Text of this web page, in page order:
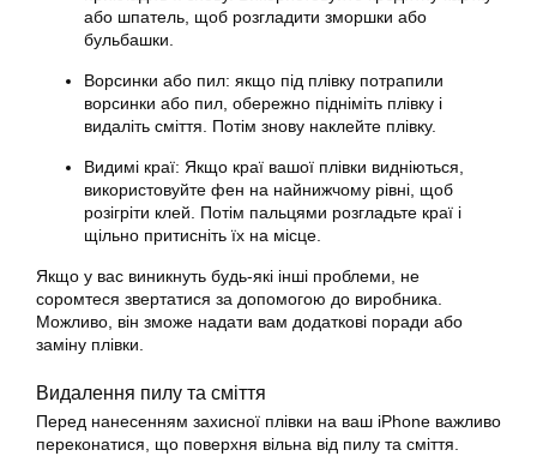
або шпатель, щоб розгладити зморшки або
бульбашки.
Ворсинки або пил: якщо під плівку потрапили
ворсинки або пил, обережно підніміть плівку і
видаліть сміття. Потім знову наклейте плівку.
Видимі краї: Якщо краї вашої плівки видніються,
використовуйте фен на найнижчому рівні, щоб
розігріти клей. Потім пальцями розгладьте краї і
щільно притисніть їх на місце.
Якщо у вас виникнуть будь-які інші проблеми, не
соромтеся звертатися за допомогою до виробника.
Можливо, він зможе надати вам додаткові поради або
заміну плівки.
Видалення пилу та сміття
Перед нанесенням захисної плівки на ваш iPhone важливо
переконатися, що поверхня вільна від пилу та сміття.